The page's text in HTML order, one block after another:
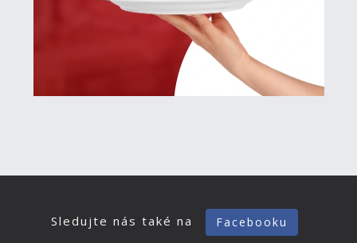
Sledujte nás také na Facebooku